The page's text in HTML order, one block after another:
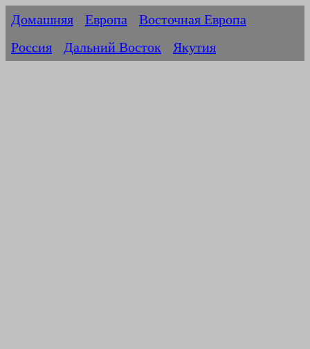
Домашняя Европа
Восточная Европа
Россия
Дальний Восток Якутия